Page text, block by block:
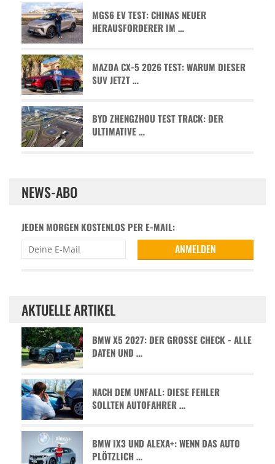
MGS6 EV TEST: CHINAS NEUER
HERAUSFORDERER IM …
MAZDA CX-5 2026 TEST: WARUM DIESER
SUV JETZT …
BYD ZHENGZHOU TEST TRACK: DER
ULTIMATIVE …
NEWS-ABO
JEDEN MORGEN KOSTENLOS PER E-MAIL:
AKTUELLE ARTIKEL
BMW X5 2027: DER GROSSE CHECK - ALLE D
ATEN UND …
NACH DEM UNFALL: DIESE FEHLER
SOLLTEN AUTOFAHRER …
BMW IX3 UND ALEXA+: WENN DAS AUTO
PLÖTZLICH …